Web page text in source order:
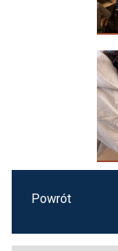
Powrót